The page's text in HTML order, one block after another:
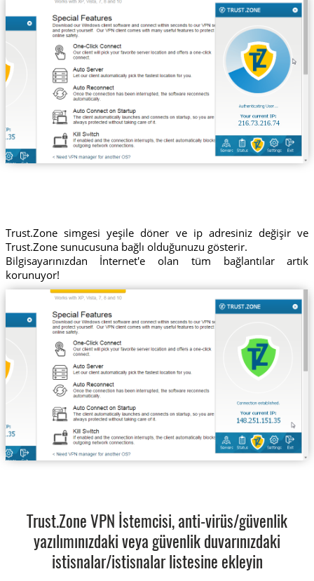
216.73.216.74
Trust.Zone simgesi yeşile döner ve ip adresiniz değişir ve
Trust.Zone sunucusuna bağlı olduğunuzu gösterir.
Bilgisayarınızdan İnternet'e olan tüm bağlantılar artık
korunuyor!
Trust.Zone VPN İstemcisi, anti-virüs/güvenlik
yazılımınızdaki veya güvenlik duvarınızdaki
istisnalar/istisnalar listesine ekleyin